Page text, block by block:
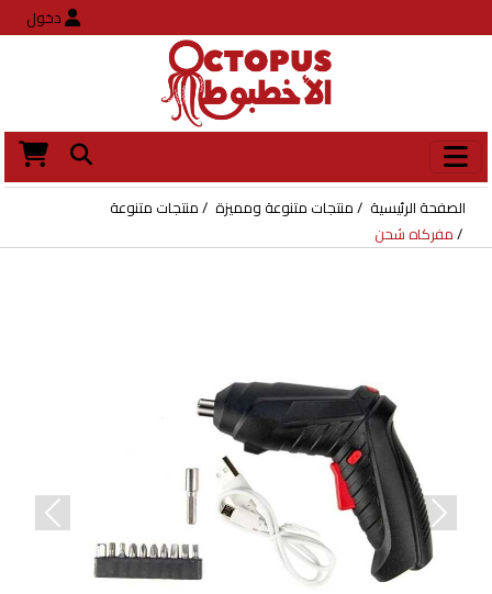
دخول
الصفحة الرئيسية منتجات متنوعة ومميزة
منتجات متنوعة
مفركاه شحن
Next